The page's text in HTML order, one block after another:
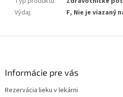
Výdaj: F, Nie je viazaný
Informácie pre vás
Rezervácia lieku v lekárni